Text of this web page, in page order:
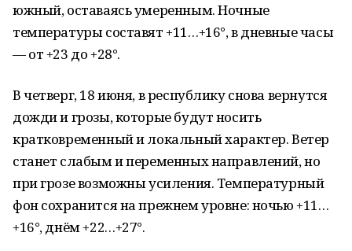
южный, оставаясь умеренным. Ночные
температуры составят +11…+16°, в дневные часы
— от +23 до +28°.
В четверг, 18 июня, в республику снова вернутся
дожди и грозы, которые будут носить
кратковременный и локальный характер. Ветер
станет слабым и переменных направлений, но
при грозе возможны усиления. Температурный
фон сохранится на прежнем уровне: ночью +11…
+16°, днём +22…+27°.